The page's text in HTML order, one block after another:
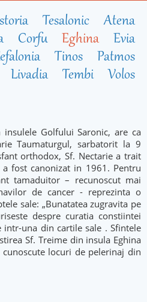
Tesalonic
Atena
Corfu Eghina
Evia
Tinos
Patmos
Livadia Tembi Volos
Golfului Saronic, are ca
Taumaturgul, sarbatorit la 9
orthodox, Sf. Nectarie a trait
fost canonizat in 1961. Pentru
tamaduitor – recunoscut mai
de cancer - reprezinta o
sale: „Bunatatea zugravita pe
despre curatia constiintei
intr-una din cartile sale . Sfintele
Sf. Treime din insula Eghina
locuri de pelerinaj din